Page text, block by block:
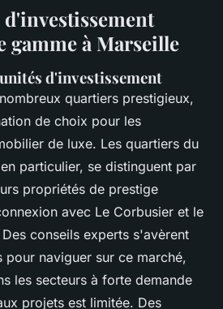
gamme à Marseille
d'investissement
quartiers prestigieux,
de choix pour les
de luxe. Les quartiers du
particulier, se distinguent par
propriétés de prestige
avec Le Corbusier et le
conseils experts s'avèrent
pour naviguer sur ce marché,
les secteurs à forte demande
projets est limitée. Des